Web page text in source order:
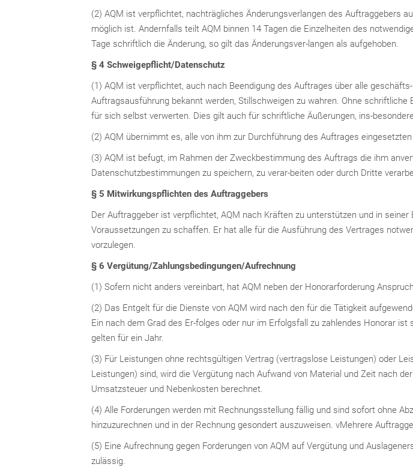
(2) AQM ist verpflichtet, nachträgliches Änderungsverlangen des Auftraggebers
möglich ist. Andernfalls teilt AQM binnen 14 Tagen die Einzelheiten des
Tage schriftlich die Änderung, so gilt das Änderungsver-langen als aufgehoben.
§ 4 Schweigepflicht/Datenschutz
(1) AQM ist verpflichtet, auch nach Beendigung des Auftrages über alle
Auftragsausführung bekannt werden, Stillschweigen zu wahren. Ohne
für sich selbst verwerten. Dies gilt auch für schriftliche Äußerungen, ins-
(2) AQM übernimmt es, alle von ihm zur Durchführung des Auftrages
(3) AQM ist befugt, im Rahmen der Zweckbestimmung des Auftrags die ihm
Datenschutzbestimmungen zu speichern, zu verar-beiten oder durch Dritte
§ 5 Mitwirkungspflichten des Auftraggebers
Der Auftraggeber ist verpflichtet, AQM nach Kräften zu unterstützen und in
Voraussetzungen zu schaffen. Er hat alle für die Ausführung des Vertrages
vorzulegen.
§ 6 Vergütung/Zahlungsbedingungen/Aufrechnung
(1) Sofern nicht anders vereinbart, hat AQM neben der Honorarforderung
(2) Das Entgelt für die Dienste von AQM wird nach den für die Tätigkeit
Ein nach dem Grad des Er-folges oder nur im Erfolgsfall zu zahlendes Honorar
gelten für ein Jahr.
(3) Für Leistungen ohne rechtsgültigen Vertrag (vertragslose Leistungen) oder
Leistungen) sind, wird die Vergütung nach Aufwand von Material und Zeit nach
Umsatzsteuer und Nebenkosten berechnet.
(4) Alle Forderungen werden mit Rechnungsstellung fällig und sind sofort ohne
hinzuzurechnen und in der Rechnung gesondert auszuweisen. vMehrere
(5) Eine Aufrechnung gegen Forderungen von AQM auf Vergütung und
zulässig.